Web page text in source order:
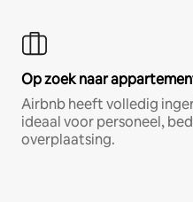
Op zoek naar
Airbnb heeft volledig
ideaal voor personeel,
overplaatsing.